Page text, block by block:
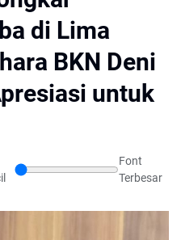
di Lima
BKN Deni
untuk
Font
Terbesar